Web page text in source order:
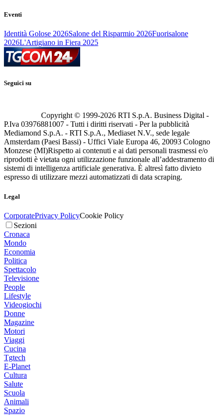
Eventi
Identità Golose 2026Salone del Risparmio 2026Fuorisalone
2026L'Artigiano in Fiera 2025
Seguici su
Copyright © 1999-2026 RTI S.p.A. Business Digital -
P.Iva 03976881007 - Tutti i diritti riservati - Per la pubblicità
Mediamond S.p.A. - RTI S.p.A., Mediaset N.V., sede legale
Amsterdam (Paesi Bassi) - Uffici Viale Europa 46, 20093 Cologno
Monzese (MI)Rispetto ai contenuti e ai dati personali trasmessi e/o
riprodotti è vietata ogni utilizzazione funzionale all’addestramento di
sistemi di intelligenza artificiale generativa. È altresì fatto divieto
espresso di utilizzare mezzi automatizzati di data scraping.
Legal
CorporatePrivacy PolicyCookie Policy
Sezioni
Cronaca
Mondo
Economia
Politica
Spettacolo
Televisione
People
Lifestyle
Videogiochi
Donne
Magazine
Motori
Viaggi
Cucina
Tgtech
E-Planet
Cultura
Salute
Scuola
Animali
Spazio